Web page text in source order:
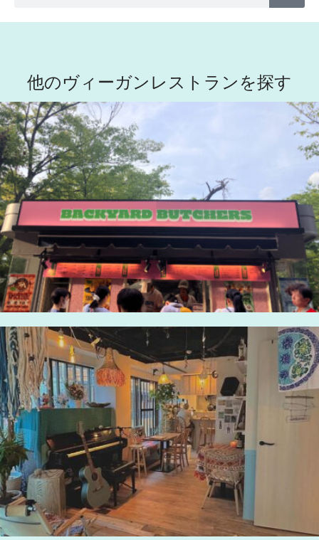
他のヴィーガンレストランを探す